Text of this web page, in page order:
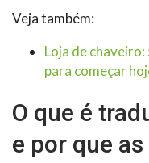
Veja também:
Loja de
para começar
O que é
e por que